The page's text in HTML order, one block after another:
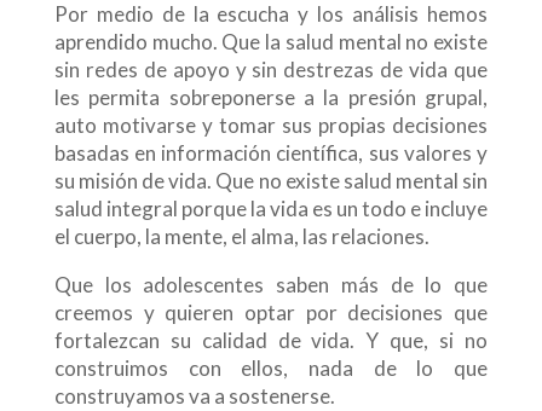
Por medio de la escucha y los análisis hemos
aprendido mucho. Que la salud mental no existe
sin redes de apoyo y sin destrezas de vida que
les permita sobreponerse a la presión grupal,
auto motivarse y tomar sus propias decisiones
basadas en información científica, sus valores y
su misión de vida. Que no existe salud mental sin
salud integral porque la vida es un todo e incluye
el cuerpo, la mente, el alma, las relaciones.
Que los adolescentes saben más de lo que
creemos y quieren optar por decisiones que
fortalezcan su calidad de vida. Y que, si no
construimos con ellos, nada de lo que
construyamos va a sostenerse.